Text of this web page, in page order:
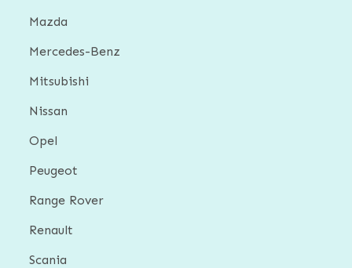
Mazda
Mercedes-Benz
Mitsubishi
Nissan
Opel
Peugeot
Range Rover
Renault
Scania